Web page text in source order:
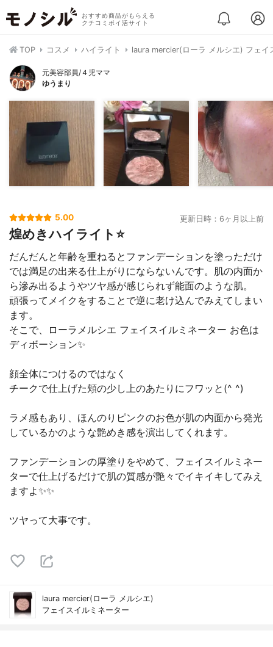
おすすめ商品がもらえる
クチコミポイ活サイト
TOP コスメ ハイライト laura mercier(ローラ メルシエ) フェイ
元美容部員/４児ママ
ゆうまり
5.00 更新日時：6ヶ月以上前
煌めきハイライト⭐️
だんだんと年齢を重ねるとファンデーションを塗っただけ
では満足の出来る仕上がりにならないんです。肌の内面か
ら滲み出るようやツヤ感が感じられず能面のような肌。
頑張ってメイクをすることで逆に老け込んでみえてしまい
ます。
そこで、ローラメルシエ フェイスイルミネーター お色は
ディボーション✨
顔全体につけるのではなく
チークで仕上げた頬の少し上のあたりにフワッと(^ ^)
ラメ感もあり、ほんのりピンクのお色が肌の内面から発光
しているかのような艶めき感を演出してくれます。
ファンデーションの厚塗りをやめて、フェイスイルミネー
ターで仕上げるだけで肌の質感が艶々でイキイキしてみえ
ますよ✨✨
ツヤって大事です。
laura mercier(ローラ メルシエ)
フェイスイルミネーター